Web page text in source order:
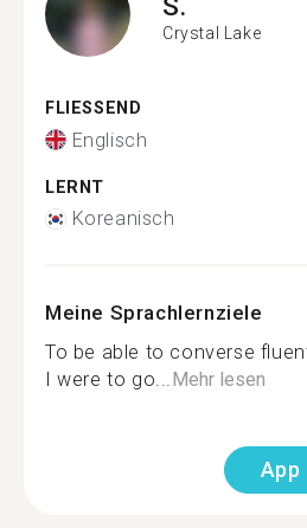
Crystal Lake
FLIESSEND
Englisch
LERNT
Koreanisch
Meine Sprachlernziele
To be able to converse
I were to go...Mehr lesen
App